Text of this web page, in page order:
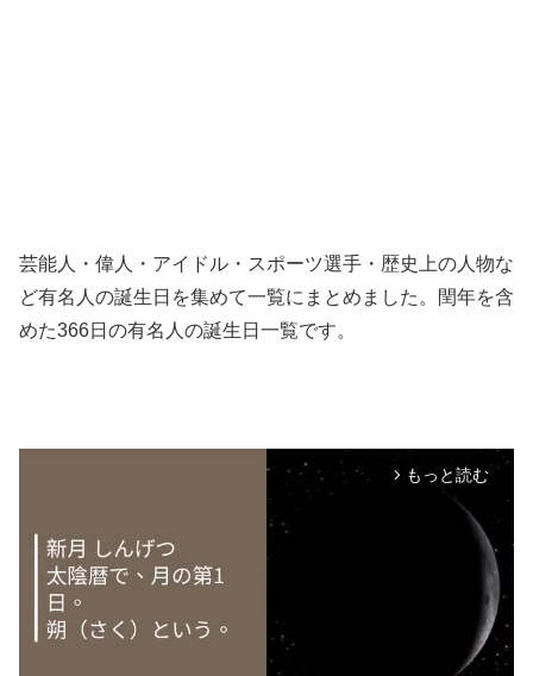
芸能人・偉人・アイドル・スポーツ選手・歴史上の人物な
ど有名人の誕生日を集めて一覧にまとめました。閏年を含
めた366日の有名人の誕生日一覧です。
arrow_forward_ios もっと読む